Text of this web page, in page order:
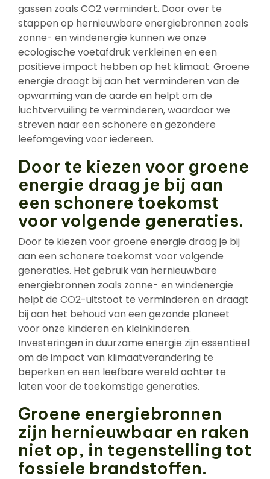
gassen zoals CO2 vermindert. Door over te
stappen op hernieuwbare energiebronnen zoals
zonne- en windenergie kunnen we onze
ecologische voetafdruk verkleinen en een
positieve impact hebben op het klimaat. Groene
energie draagt bij aan het verminderen van de
opwarming van de aarde en helpt om de
luchtvervuiling te verminderen, waardoor we
streven naar een schonere en gezondere
leefomgeving voor iedereen.
Door te kiezen voor groene
energie draag je bij aan
een schonere toekomst
voor volgende generaties.
Door te kiezen voor groene energie draag je bij
aan een schonere toekomst voor volgende
generaties. Het gebruik van hernieuwbare
energiebronnen zoals zonne- en windenergie
helpt de CO2-uitstoot te verminderen en draagt
bij aan het behoud van een gezonde planeet
voor onze kinderen en kleinkinderen.
Investeringen in duurzame energie zijn essentieel
om de impact van klimaatverandering te
beperken en een leefbare wereld achter te
laten voor de toekomstige generaties.
Groene energiebronnen
zijn hernieuwbaar en raken
niet op, in tegenstelling tot
fossiele brandstoffen.